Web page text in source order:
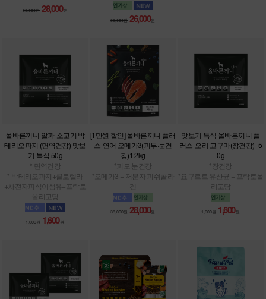
38,000원 28,000원
38,000원 26,000원
올바른끼니 알파-소고기 박
테리오파지 (면역건강) 맛보
기 특식 50g
* 면역건강
* 박테리오파지+클로렐라
+차전자피식이섬유+프락토
올리고당
1,600원 1,600 원
[1만원 할인] 올바른끼니 플러
스-연어 오메가3(피부·눈건
강)1.2kg
*피모·눈건강
*오메가3 + 저분자 피쉬콜라
겐
38,000원 28,000원
맛보기 특식 올바른끼니 플
러스-오리 고구마(장건강)_5
0g
*장건강
*요구르트 유산균 + 프락토올
리고당
1,600원 1,600 원